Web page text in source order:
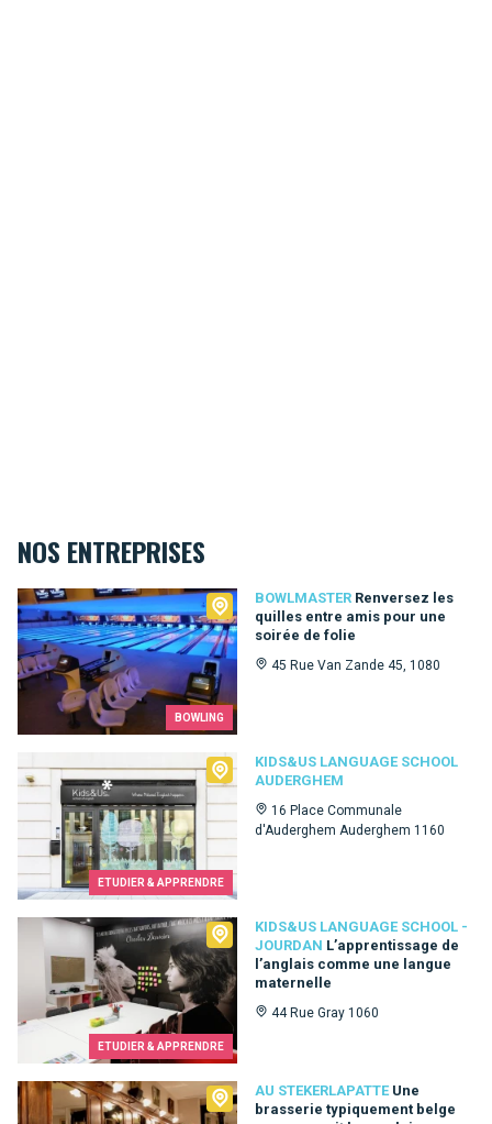
NOS ENTREPRISES
BOWLING
BOWLMASTER Renversez les
quilles entre amis pour une
soirée de folie
45 Rue Van Zande 45, 1080
Bowlmaster
ETUDIER & APPRENDRE
KIDS&US LANGUAGE SCHOOL
AUDERGHEM
16 Place Communale
d'Auderghem Auderghem 1160
Kids&Us language school Auderghem
ETUDIER & APPRENDRE
KIDS&US LANGUAGE SCHOOL -
JOURDAN L’apprentissage de
l’anglais comme une langue
maternelle
44 Rue Gray 1060
Kids&Us language school - Jourdan
AU STEKERLAPATTE Une
brasserie typiquement belge
Au Stekerlapatte